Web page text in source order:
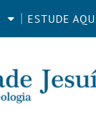
ESTUDE